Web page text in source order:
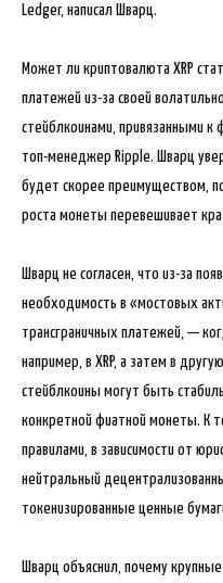
Ledger, написал Шварц.
Может ли криптовалюта XRP
платежей из-за своей
стейблкоинами, привязанными
топ-менеджер Ripple. Шварц
будет скорее преимуществом,
роста монеты перевешивает
Шварц не согласен, что из-за
необходимость в «мостовых
трансграничных платежей, —
например, в XRP, а затем в
стейблкоины могут быть
конкретной фиатной монеты. К
правилами, в зависимости от
нейтральный
токенизированные ценные
Шварц объяснил, почему крупные